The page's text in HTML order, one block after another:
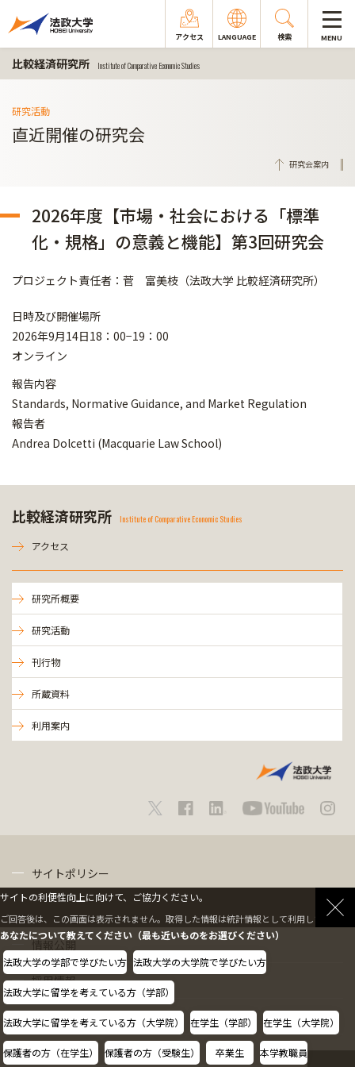
アクセス LANGUAGE 検索 MENU
比較経済研究所 Institute of Comparative Economic Studies
研究活動
直近開催の研究会
研究会案内
2026年度【市場・社会における「標準
化・規格」の意義と機能】第3回研究会
プロジェクト責任者：菅 富美枝（法政大学 比較経済研究所）
日時及び開催場所
2026年9月14日18：00−19：00
オンライン
報告内容
Standards, Normative Guidance, and Market Regulation
報告者
Andrea Dolcetti (Macquarie Law School)
比較経済研究所 Institute of Comparative Economic Studies
アクセス
研究所概要
研究活動
刊行物
所蔵資料
利用案内
サイトポリシー
情報公開
採用情報
教職員の方へ
サイトの利便性向上に向けて、ご協力ください。
ご回答後は、この画面は表示されません。取得した情報は統計情報として利用します。
あなたについて教えてください（最も近いものをお選びください）
法政大学の学部で学びたい方 法政大学の大学院で学びたい方
法政大学に留学を考えている方（学部）
法政大学に留学を考えている方（大学院） 在学生（学部） 在学生（大学院）
保護者の方（在学生） 保護者の方（受験生） 卒業生 本学教職員